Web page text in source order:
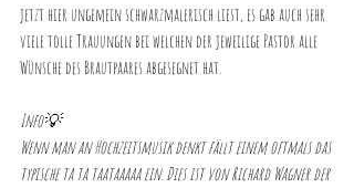
jetzt hier ungemein schwarzmalerisch liest, es gab auch sehr
viele tolle Trauungen bei welchen der jeweilige Pastor alle
Wünsche des Brautpaares abgesegnet hat.
Info💡
Wenn man an Hochzeitsmusik denkt fällt einem oftmals das
typische ta ta taataaaaa ein. Dies ist von Richard Wagner der